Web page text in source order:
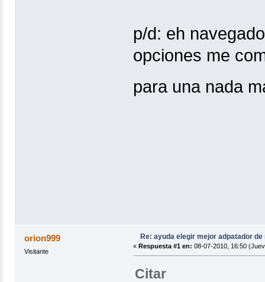
p/d: eh
opciones me
para una nada
orion999
Visitante
Re: ayuda elegir mejor adpatador de
« Respuesta #1 en: 08-07-2010, 16:50
Citar